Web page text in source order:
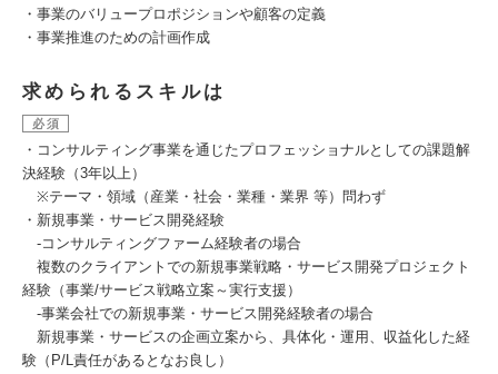
・事業のバリュープロポジションや顧客の定義
・事業推進のための計画作成
求められるスキルは
必須
・コンサルティング事業を通じたプロフェッショナルとしての課題解
決経験（3年以上）
※テーマ・領域（産業・社会・業種・業界 等）問わず
・新規事業・サービス開発経験
-コンサルティングファーム経験者の場合
複数のクライアントでの新規事業戦略・サービス開発プロジェクト
経験（事業/サービス戦略立案～実行支援）
-事業会社での新規事業・サービス開発経験者の場合
新規事業・サービスの企画立案から、具体化・運用、収益化した経
験（P/L責任があるとなお良し）